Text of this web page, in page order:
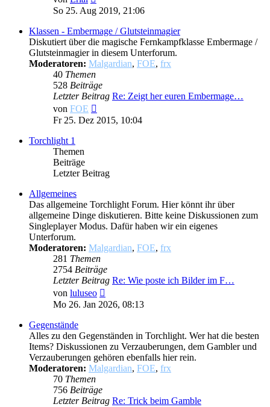
Beitrag
So 25. Aug 2019, 21:06
Klassen - Embermage / Glutsteinmagier
Diskutiert über die magische Fernkampfklasse Embermage /
Glutsteinmagier in diesem Unterforum.
Moderatoren: Malgardian, FOE, frx
40 Themen
528 Beiträge
Letzter Beitrag Re: Zeigt her euren Embermage…
von FOE
Beitrag
Fr 25. Dez 2015, 10:04
Torchlight 1
Themen
Beiträge
Letzter Beitrag
Allgemeines
Das allgemeine Torchlight Forum. Hier könnt ihr über
allgemeine Dinge diskutieren. Bitte keine Diskussionen zum
Singleplayer Modus. Dafür haben wir ein eigenes
Unterforum.
Moderatoren: Malgardian, FOE, frx
281 Themen
2754 Beiträge
Letzter Beitrag Re: Wie poste ich Bilder im F…
von luluseo
Beitrag
Mo 26. Jan 2026, 08:13
Gegenstände
Alles zu den Gegenständen in Torchlight. Wer hat die besten
Items? Diskussionen zu Verzauberungen, dem Gambler und
Verzauberungen gehören ebenfalls hier rein.
Moderatoren: Malgardian, FOE, frx
70 Themen
756 Beiträge
Letzter Beitrag Re: Trick beim Gamble